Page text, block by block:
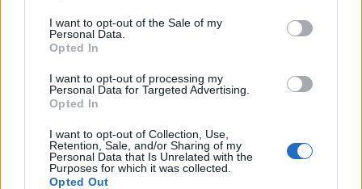
I want to opt-out of the Sale of my
Personal Data.
Opted In
I want to opt-out of processing my
Personal Data for Targeted Advertising.
Opted In
I want to opt-out of Collection, Use,
Retention, Sale, and/or Sharing of my
Personal Data that Is Unrelated with the
Purposes for which it was collected.
Opted Out
Renovering av en Honda Civic Aerodeck
VTi
Senaste inlägget av
Nyaste forumtrådarna
ID 4 vs EX 40 ?
Senaste inlägget av MickeEng för 13 timmar sedan
hybridbilar
Ni som kör HEV eller PHEV ? är ni nöjda?